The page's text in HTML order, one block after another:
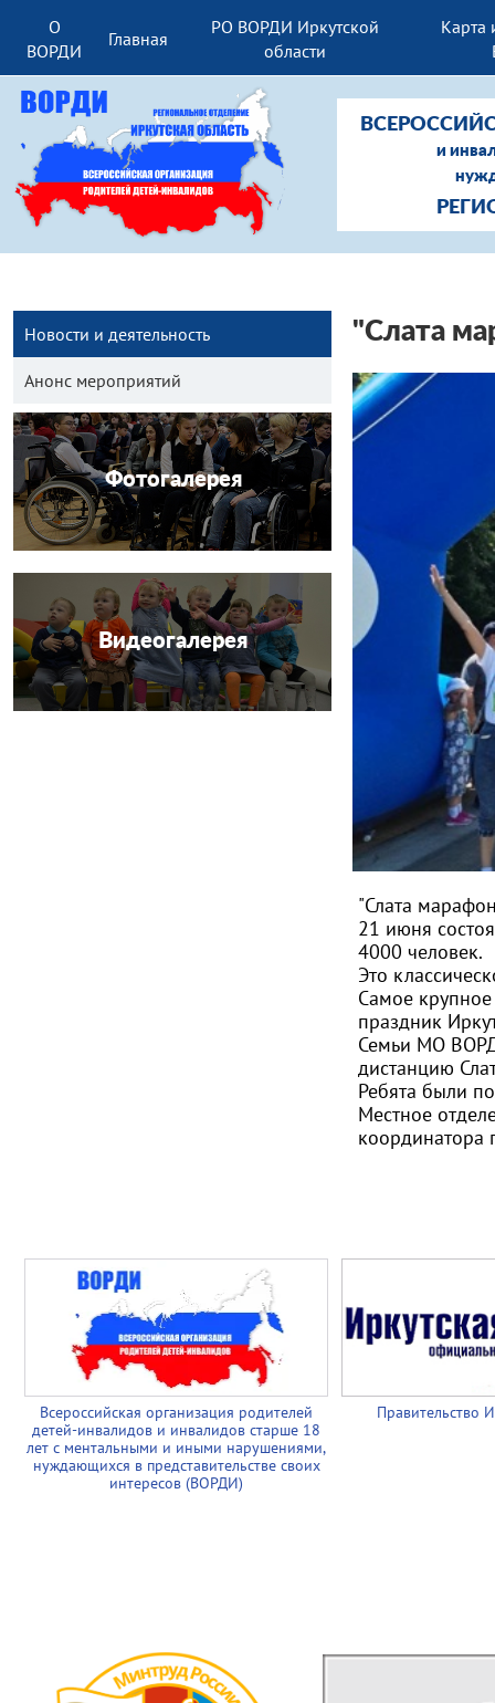
О
ВОРДИ
Главная
РО ВОРДИ Иркутской
области
Карта
и
Новости и деятельность
Анонс мероприятий
Фотогалерея
Видеогалерея
"Слата
"Слата
21 июня
4000 человек.
Это
Самое
праздник
Семьи МО
дистанцию
Ребята были
Местное
координатора
Всероссийская организация родителей
детей-инвалидов и инвалидов старше 18
лет с ментальными и иными нарушениями,
нуждающихся в представительстве своих
интересов (ВОРДИ)
Правительство